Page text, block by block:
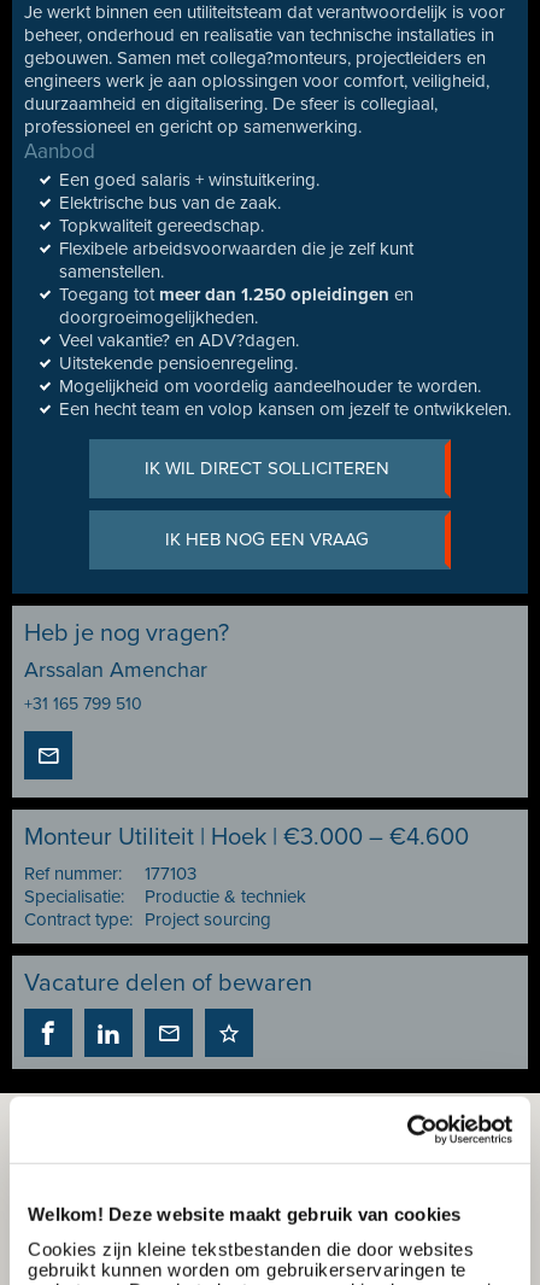
Welkom! Deze website maakt gebruik van cookies
Cookies zijn kleine tekstbestanden die door websites
gebruikt kunnen worden om gebruikerservaringen te
Je werkt binnen een utiliteitsteam dat verantwoordelijk is voor
beheer, onderhoud en realisatie van technische installaties in
gebouwen. Samen met collega?monteurs, projectleiders en
engineers werk je aan oplossingen voor comfort, veiligheid,
duurzaamheid en digitalisering. De sfeer is collegiaal,
professioneel en gericht op samenwerking.
Aanbod
Een goed salaris + winstuitkering.
Elektrische bus van de zaak.
Topkwaliteit gereedschap.
Flexibele arbeidsvoorwaarden die je zelf kunt
samenstellen.
Toegang tot meer dan 1.250 opleidingen en
doorgroeimogelijkheden.
Veel vakantie? en ADV?dagen.
Uitstekende pensioenregeling.
Mogelijkheid om voordelig aandeelhouder te worden.
Een hecht team en volop kansen om jezelf te ontwikkelen.
IK WIL DIRECT SOLLICITEREN
IK HEB NOG EEN VRAAG
Heb je nog vragen?
Arssalan Amenchar
+31 165 799 510
Monteur Utiliteit | Hoek | €3.000 – €4.600
Ref nummer:
177103
Specialisatie:
Productie & techniek
Contract type:
Project sourcing
Vacature delen of bewaren